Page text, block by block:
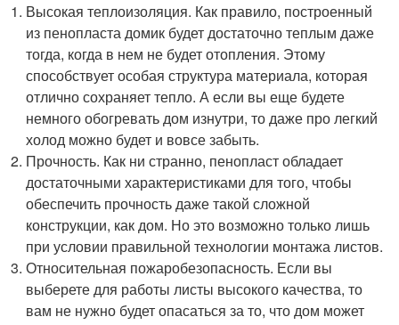
Высокая теплоизоляция. Как правило, построенный
из пенопласта домик будет достаточно теплым даже
тогда, когда в нем не будет отопления. Этому
способствует особая структура материала, которая
отлично сохраняет тепло. А если вы еще будете
немного обогревать дом изнутри, то даже про легкий
холод можно будет и вовсе забыть.
Прочность. Как ни странно, пенопласт обладает
достаточными характеристиками для того, чтобы
обеспечить прочность даже такой сложной
конструкции, как дом. Но это возможно только лишь
при условии правильной технологии монтажа листов.
Относительная пожаробезопасность. Если вы
выберете для работы листы высокого качества, то
вам не нужно будет опасаться за то, что дом может